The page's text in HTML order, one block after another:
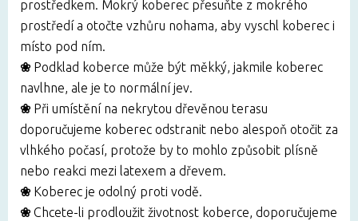
prostředkem. Mokrý koberec přesuňte z mokrého
prostředí a otočte vzhůru nohama, aby vyschl koberec i
místo pod ním.
❀ Podklad koberce může být měkký, jakmile koberec
navlhne, ale je to normální jev.
❀ Při umístění na nekrytou dřevěnou terasu
doporučujeme koberec odstranit nebo alespoň otočit za
vlhkého počasí, protože by to mohlo způsobit plísně
nebo reakci mezi latexem a dřevem.
❀ Koberec je odolný proti vodě.
❀Chcete-li prodloužit životnost koberce, doporučujeme